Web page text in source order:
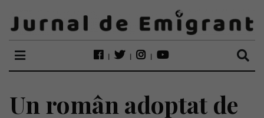
Un român adoptat de